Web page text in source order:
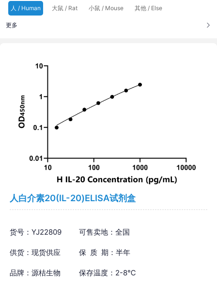
人 / Human
大鼠 / Rat 小鼠 / Mouse 其他 / Else
更多
人白介素20(IL-20)ELISA试剂盒
货号：YJ22809 可售卖地：全国
供货：现货供应 保 质 期：半年
品牌：源桔生物 保存温度：2-8℃